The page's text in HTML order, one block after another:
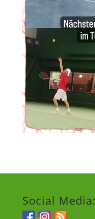
Social Media: